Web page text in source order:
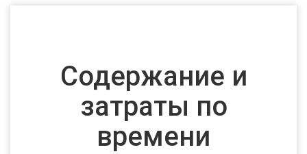
Содержание и
затраты по
времени